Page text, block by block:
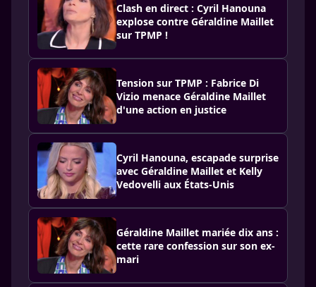
Clash en direct : Cyril Hanouna
explose contre Géraldine Maillet
sur TPMP !
Tension sur TPMP : Fabrice Di
Vizio menace Géraldine Maillet
d'une action en justice
Cyril Hanouna, escapade surprise
avec Géraldine Maillet et Kelly
Vedovelli aux États-Unis
Géraldine Maillet mariée dix ans :
cette rare confession sur son ex-
mari